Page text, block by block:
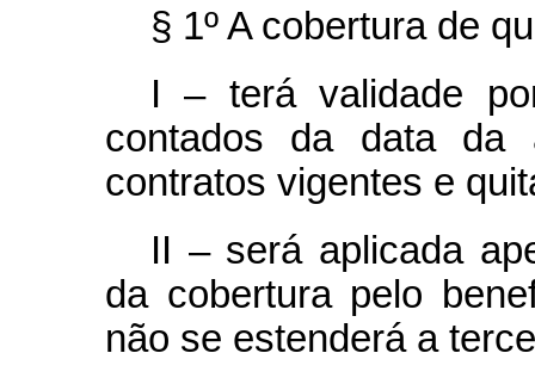
§ 1º A cobertura de
I – terá validade
contados da data da
contratos vigentes e
II – será aplicada
da cobertura pelo
não se estenderá a